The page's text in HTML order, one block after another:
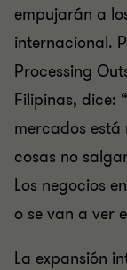
empujarán a
internacional.
Processing
Filipinas, dice:
mercados está
cosas no
Los negocios
o se van a ver
La expansión